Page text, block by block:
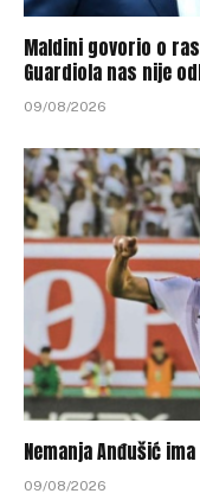
Maldini govorio o
Guardiola nas nije
09/08/2026
Nemanja Anđušić
09/08/2026